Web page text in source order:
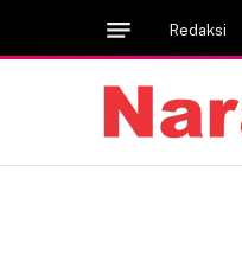
Redaksi